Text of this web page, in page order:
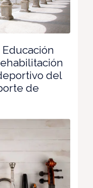
del
de